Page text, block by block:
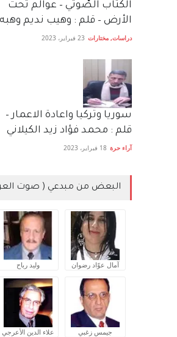
الكتاب الصَّوتي – عوالم تحت
الأرض – قلم : وهيب نديم وهبه
دراسات, مختارات 23 فبراير، 2023
سوريا وتركيا واعادة الاعمار –
قلم : محمد فؤاد زيد الكيلاني
آراء حرة 18 فبراير، 2023
البعض من مبدعي ( صوت
آمال عوّاد رضوان وليد رباح
جيمس زغبي علاء الدين الأعرجي